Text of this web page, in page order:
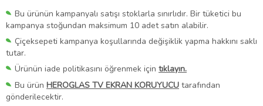
Bu ürünün kampanyalı satışı stoklarla sınırlıdır. Bir tüketici bu
kampanya stoğundan maksimum 10 adet satın alabilir.
Çiçeksepeti kampanya koşullarında değişiklik yapma hakkını saklı
tutar.
Ürünün iade politikasını öğrenmek için tıklayın.
Bu ürün HEROGLAS TV EKRAN KORUYUCU tarafından
gönderilecektir.